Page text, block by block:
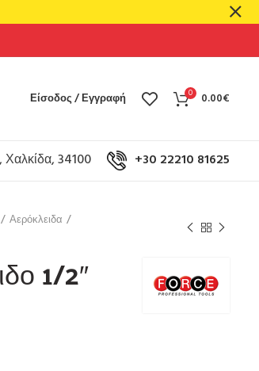
Είσοδος / Εγγραφή 0 0.00€
34100 +30 22210 81625
Αερόκλειδα
1/2″